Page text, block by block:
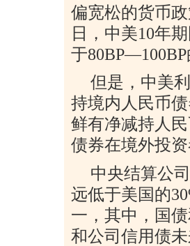
偏宽松的货币
日，中美10年
于80BP—100BP
但是，中美
持境内人民币
鲜有净减持人
债券在境外投
中央结算公
远低于美国的
一，其中，国
和公司信用债